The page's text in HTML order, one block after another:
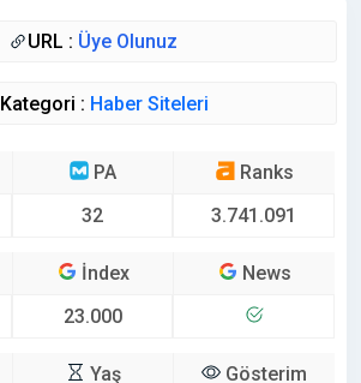
URL : Üye Olunuz
Kategori : Haber Siteleri
PA
32
Ranks
3.741.091
İndex
23.000
News
Yaş
Gösterim